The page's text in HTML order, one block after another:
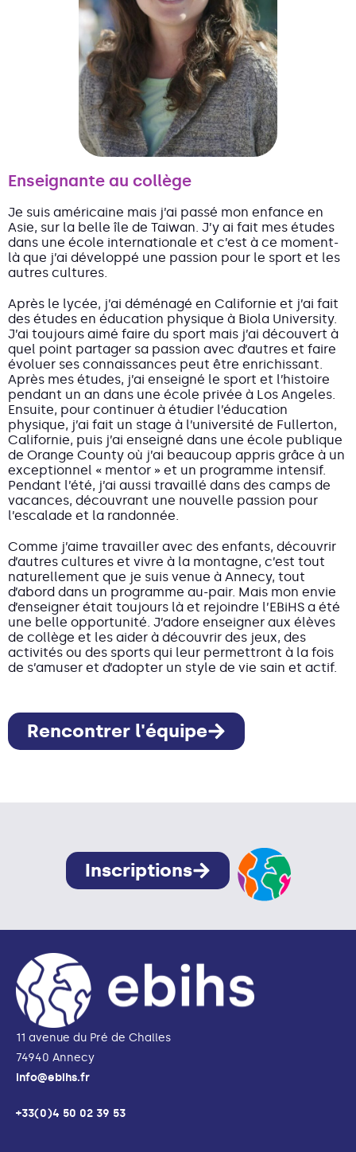
Enseignante au collège
Je suis américaine mais j’ai passé mon enfance en
Asie, sur la belle île de Taiwan. J’y ai fait mes études
dans une école internationale et c’est à ce moment-
là que j’ai développé une passion pour le sport et les
autres cultures.
Après le lycée, j’ai déménagé en Californie et j’ai fait
des études en éducation physique à Biola University.
J’ai toujours aimé faire du sport mais j’ai découvert à
quel point partager sa passion avec d’autres et faire
évoluer ses connaissances peut être enrichissant.
Après mes études, j’ai enseigné le sport et l’histoire
pendant un an dans une école privée à Los Angeles.
Ensuite, pour continuer à étudier l’éducation
physique, j’ai fait un stage à l’université de Fullerton,
Californie, puis j’ai enseigné dans une école publique
de Orange County où j’ai beaucoup appris grâce à un
exceptionnel « mentor » et un programme intensif.
Pendant l’été, j’ai aussi travaillé dans des camps de
vacances, découvrant une nouvelle passion pour
l’escalade et la randonnée.
Comme j’aime travailler avec des enfants, découvrir
d’autres cultures et vivre à la montagne, c’est tout
naturellement que je suis venue à Annecy, tout
d’abord dans un programme au-pair. Mais mon envie
d’enseigner était toujours là et rejoindre l’EBiHS a été
une belle opportunité. J’adore enseigner aux élèves
de collège et les aider à découvrir des jeux, des
activités ou des sports qui leur permettront à la fois
de s’amuser et d’adopter un style de vie sain et actif.
Rencontrer l'équipe
Inscriptions
11 avenue du Pré de Challes
74940 Annecy
info@ebihs.fr
+33(0)4 50 02 39 53